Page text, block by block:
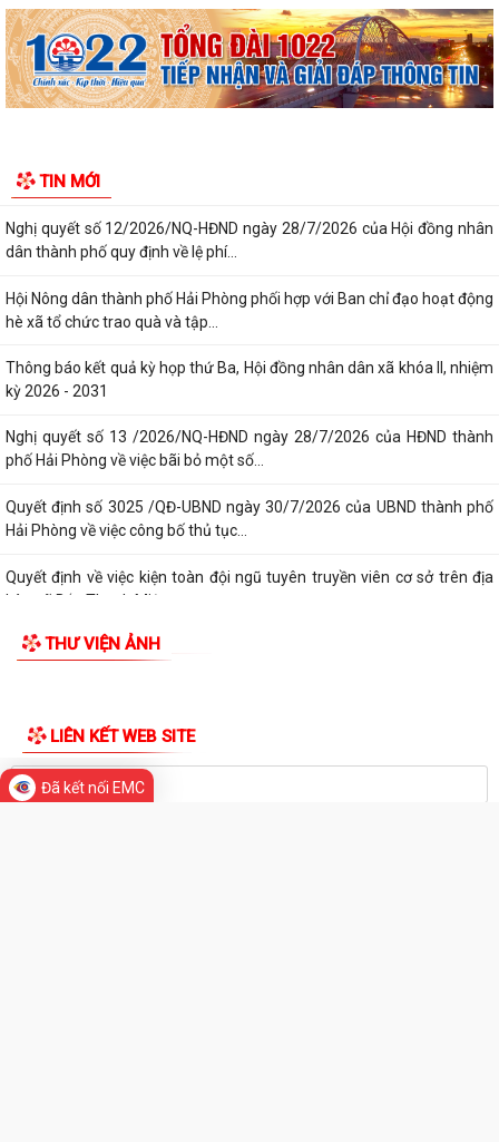
TIN MỚI
Quyết định số 3091/QĐ-UBND ngày 05/8/2026 của Chủ tịch UBND
thành phố về việc công bố thủ tục hành...
Quyết định số 3039/QĐ-UBND ngày 31/7/2026 của Chủ tịch UBND
thành phố về việc công bố danh mục thủ...
13/7/2026 của Chính phủ và Văn bản...
Công văn phối hợp triển khai các hoạt động trước khi ngừng hoạt động
mạng thông tin di động công...
Nghị quyết số 12/2026/NQ-HĐND ngày 28/7/2026 của Hội đồng nhân
dân thành phố quy định về lệ phí...
Hội Nông dân thành phố Hải Phòng phối hợp với Ban chỉ đạo hoạt động
hè xã tổ chức trao quà và tập...
Thông báo kết quả kỳ họp thứ Ba, Hội đồng nhân dân xã khóa II, nhiệm
kỳ 2026 - 2031
Nghị quyết số 13 /2026/NQ-HĐND ngày 28/7/2026 của HĐND thành
phố Hải Phòng về việc bãi bỏ một số...
Quyết định số 3025 /QĐ-UBND ngày 30/7/2026 của UBND thành phố
Hải Phòng về việc công bố thủ tục...
Quyết định về việc kiện toàn đội ngũ tuyên truyền viên cơ sở trên địa
22/07/2026 của UBND thành phố Hải...
Quyết định số 2944/QĐ-UBND ngày 27/07/2026 của Ủy ban nhân dân
Thành phố về việc công bố thủ tục...
Đã kết nối EMC